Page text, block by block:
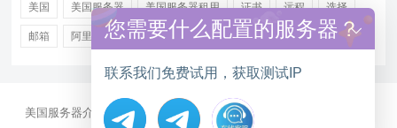
美国 美国服务器 美国服务器租用 证书 远程 选择
邮箱 阿里 香港服务器租用
美国服务器介绍 美国CN2服务器 站群多IP服务器
您需要什么配置的服务器？
联系我们免费试用，获取测试IP